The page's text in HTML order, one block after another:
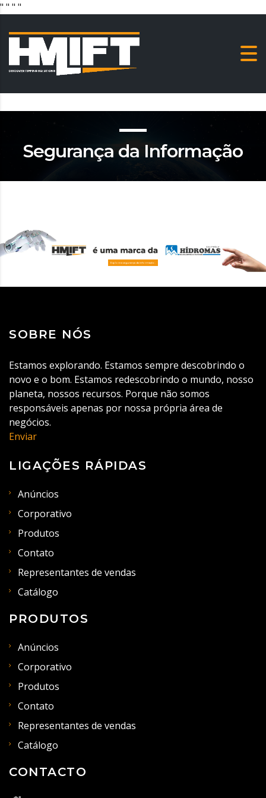
" " " "
Segurança da Informação
Explore a segurança da informação.
SOBRE NÓS
Estamos explorando. Estamos sempre descobrindo o
novo e o bom. Estamos redescobrindo o mundo, nosso
planeta, nossos recursos. Porque não somos
responsáveis apenas por nossa própria área de
negócios.
Enviar
LIGAÇÕES RÁPIDAS
Anúncios
Corporativo
Produtos
Contato
Representantes de vendas
Catálogo
PRODUTOS
Anúncios
Corporativo
Produtos
Contato
Representantes de vendas
Catálogo
CONTACTO